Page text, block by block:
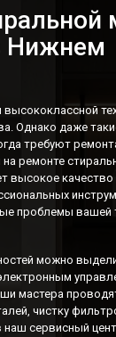
Нижнем
Однако даже
требуют
на ремонте
высокое качество
проблемы вашей
можно
мастера
чистку
наш сервисный